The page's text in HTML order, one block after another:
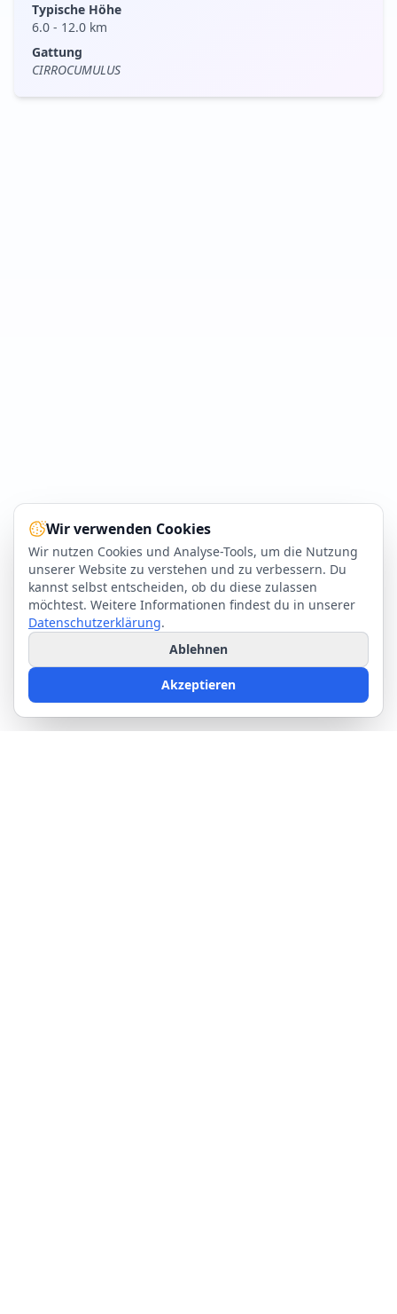
Typische Höhe
6.0 - 12.0 km
Gattung
CIRROCUMULUS
Wir verwenden Cookies
Wir nutzen Cookies und Analyse-Tools, um die Nutzung
unserer Website zu verstehen und zu verbessern. Du
kannst selbst entscheiden, ob du diese zulassen
möchtest. Weitere Informationen findest du in unserer
Datenschutzerklärung.
Ablehnen
Akzeptieren